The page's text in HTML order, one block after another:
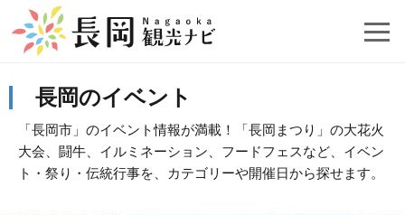
長岡のイベント
「長岡市」のイベント情報が満載！「長岡まつり」の大花火
大会、闘牛、イルミネーション、フードフェスなど、イベン
ト・祭り・伝統行事を、カテゴリーや開催日から探せます。